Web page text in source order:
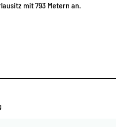
mit 793 Metern an.